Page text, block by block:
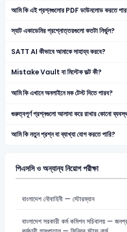
আমি কি এই প্রশ্নগুলোর PDF ডাউনলোড করতে
স্যাট একাডেমির প্রশ্নোত্তরগুলো কতটা নির্ভুল?
SATT AI কীভাবে আমাকে সাহায্য করবে?
Mistake Vault বা মিস্টেক ভল্ট কী?
আমি কি এখানে অনলাইনে মক টেস্ট দিতে পারব?
গুরুত্বপূর্ণ প্রশ্নগুলো আলাদা করে রাখার কোনো
আমি কি নতুন প্রশ্ন বা ব্যাখ্যা যোগ করতে পারি?
পিএসসি ও অন্যান্য নিয়োগ পরীক্ষা
বাংলাদেশ নৌবাহিনী — স্টোরম্যান
বাংলাদেশ সরকারী কর্ম কমিশন সচিবালয় —